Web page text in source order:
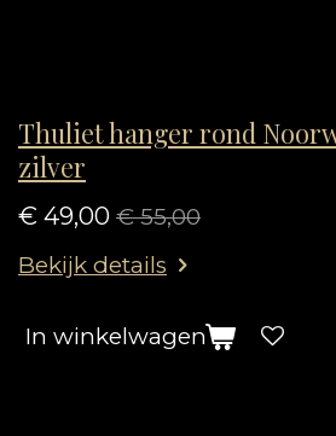
Thuliet hanger rond
zilver
€ 49,00 € 55,00
Bekijk details
In winkelwagen